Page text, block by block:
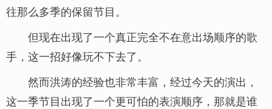
往那么多季的保留节目。
但现在出现了一个真正完全不在意出场顺序的歌
手，这一招好像玩不下去了。
然而洪涛的经验也非常丰富，经过今天的演出，
这一季节目出现了一个更可怕的表演顺序，那就是谁